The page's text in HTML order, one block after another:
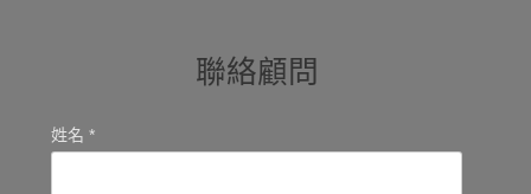
聯絡顧問
姓名 *